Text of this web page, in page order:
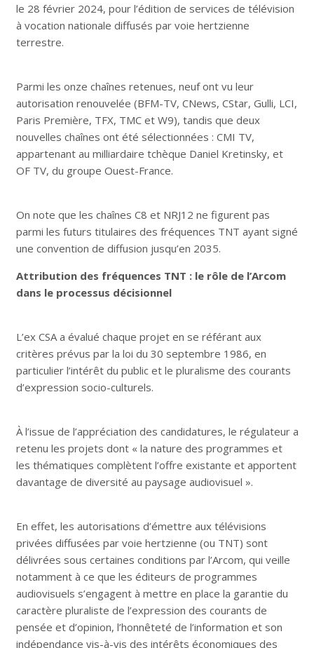
le 28 février 2024, pour l’édition de services de télévision
à vocation nationale diffusés par voie hertzienne
terrestre.
Parmi les onze chaînes retenues, neuf ont vu leur
autorisation renouvelée (BFM-TV, CNews, CStar, Gulli, LCI,
Paris Première, TFX, TMC et W9), tandis que deux
nouvelles chaînes ont été sélectionnées : CMI TV,
appartenant au milliardaire tchèque Daniel Kretinsky, et
OF TV, du groupe Ouest-France.
On note que les chaînes C8 et NRJ12 ne figurent pas
parmi les futurs titulaires des fréquences TNT ayant signé
une convention de diffusion jusqu’en 2035.
Attribution des fréquences TNT : le rôle de l’Arcom
dans le processus décisionnel
L’ex CSA a évalué chaque projet en se référant aux
critères prévus par la loi du 30 septembre 1986, en
particulier l’intérêt du public et le pluralisme des courants
d’expression socio-culturels.
À l’issue de l’appréciation des candidatures, le régulateur a
retenu les projets dont « la nature des programmes et
les thématiques complètent l’offre existante et apportent
davantage de diversité au paysage audiovisuel ».
En effet, les autorisations d’émettre aux télévisions
privées diffusées par voie hertzienne (ou TNT) sont
délivrées sous certaines conditions par l’Arcom, qui veille
notamment à ce que les éditeurs de programmes
audiovisuels s’engagent à mettre en place la garantie du
caractère pluraliste de l’expression des courants de
pensée et d’opinion, l’honnêteté de l’information et son
indépendance vis-à-vis des intérêts économiques des